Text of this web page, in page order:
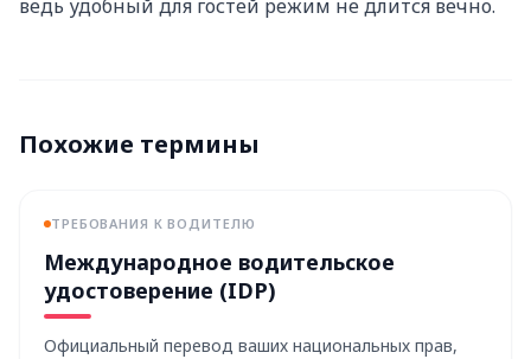
ведь удобный для гостей режим не длится вечно.
Похожие термины
ТРЕБОВАНИЯ К ВОДИТЕЛЮ
Международное водительское
удостоверение (IDP)
Официальный перевод ваших национальных прав,